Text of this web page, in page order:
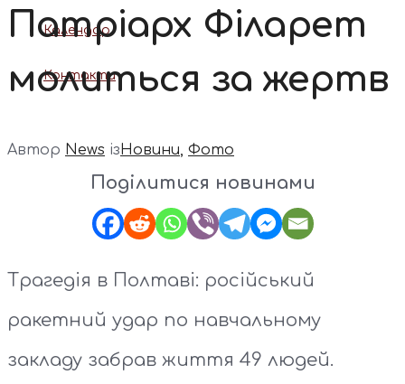
Календар
Контакти
Патріарх Філарет
молиться за жертв
Автор News ізНовини, Фото
Поділитися новинами
Трагедія в Полтаві: російський
ракетний удар по навчальному
закладу забрав життя 49 людей.